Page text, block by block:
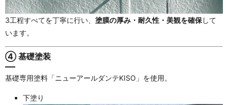
3工程すべてを丁寧に行い、 塗膜の厚み・耐久性・美観を確保して
います。
④ 基礎塗装
基礎専用塗料「ニューアールダンテKISO」を使用。
下塗り